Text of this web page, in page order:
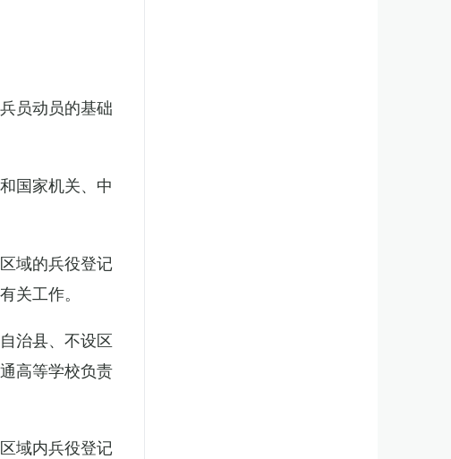
员动员的基础
国家机关、中
域的兵役登记
关工作。
治县、不设区
高等学校负责
域内兵役登记